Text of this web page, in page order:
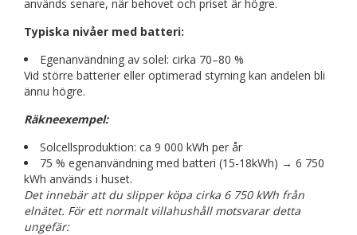
används senare, när behovet och priset är högre.
Typiska nivåer med batteri:
Egenanvändning av solel: cirka 70–80 %
Vid större batterier eller optimerad styrning kan andelen bli
ännu högre.
Räkneexempel:
Solcellsproduktion: ca 9 000 kWh per år
75 % egenanvändning med batteri (15-18kWh) → 6 750
kWh används i huset.
Det innebär att du slipper köpa cirka 6 750 kWh från
elnätet. För ett normalt villahushåll motsvarar detta
ungefär: